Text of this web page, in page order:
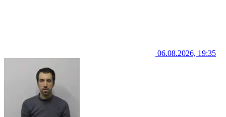
06.08.2026, 19:35